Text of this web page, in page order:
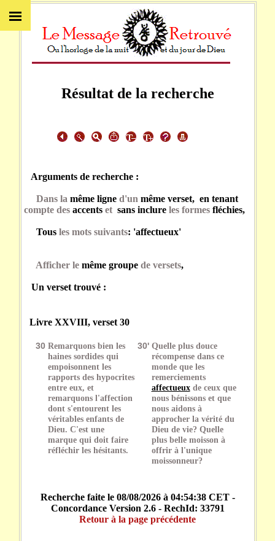
Résultat de la recherche
Arguments de recherche :
Dans la même ligne d'un même verset, en tenant
compte des accents et sans inclureles formes fléchies,
Tous les mots suivants: 'affectueux'
Afficher le même groupede versets,
Un verset trouvé :
Livre XXVIII, verset 30
30 Remarquons bien les
haines sordides qui
empoisonnent les
rapports des hypocrites
entre eux, et
remarquons l'affection
dont s'entourent les
véritables enfants de
Dieu. C'est une
marque qui doit faire
réfléchir les hésitants.
30' Quelle plus douce
récompense dans ce
monde que les
remerciements
affectueuxde ceux que
nous bénissons et que
nous aidons à
approcher la vérité du
Dieu de vie? Quelle
plus belle moisson à
offrir à l'unique
moissonneur?
Recherche faite le 08/08/2026 à 04:54:38 CET -
Concordance Version 2.6 - RechId: 33791
Retour à la page précédente